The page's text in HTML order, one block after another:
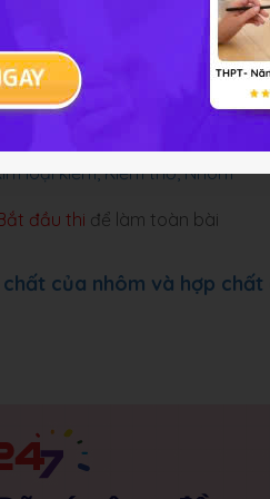
án và lời giải
loại kiềm, Kiềm thổ, Nhôm
đầu thi để làm toàn bài
của nhôm và hợp chất